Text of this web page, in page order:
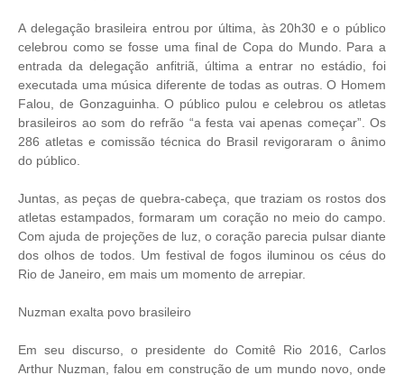
A delegação brasileira entrou por última, às 20h30 e o público
celebrou como se fosse uma final de Copa do Mundo. Para a
entrada da delegação anfitriã, última a entrar no estádio, foi
executada uma música diferente de todas as outras. O Homem
Falou, de Gonzaguinha. O público pulou e celebrou os atletas
brasileiros ao som do refrão “a festa vai apenas começar”. Os
286 atletas e comissão técnica do Brasil revigoraram o ânimo
do público.
Juntas, as peças de quebra-cabeça, que traziam os rostos dos
atletas estampados, formaram um coração no meio do campo.
Com ajuda de projeções de luz, o coração parecia pulsar diante
dos olhos de todos. Um festival de fogos iluminou os céus do
Rio de Janeiro, em mais um momento de arrepiar.
Nuzman exalta povo brasileiro
Em seu discurso, o presidente do Comitê Rio 2016, Carlos
Arthur Nuzman, falou em construção de um mundo novo, onde